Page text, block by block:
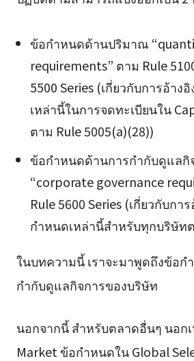
ข้อกำหนดด้านปริมาณ
requirements” ตาม Rule
5500 Series (เกี่ยวกับการอ้าง
เหล่านี้ในการจดทะเบียนใน
ตาม Rule 5005(a)(28))
ข้อกำหนดด้านการกำกับดูแลกิ
“corporate governance
Rule 5600 Series (เกี่ยวกับกา
กำหนดเหล่านี้สำหรับทุกบริษัท
ในบทความนี้ เราจะมาพูดถึงข้อก
กำกับดูแลกิจการของบริษัท
นอกจากนี้ สำหรับตลาดอื่นๆ นอก
Market ข้อกำหนดใน Global